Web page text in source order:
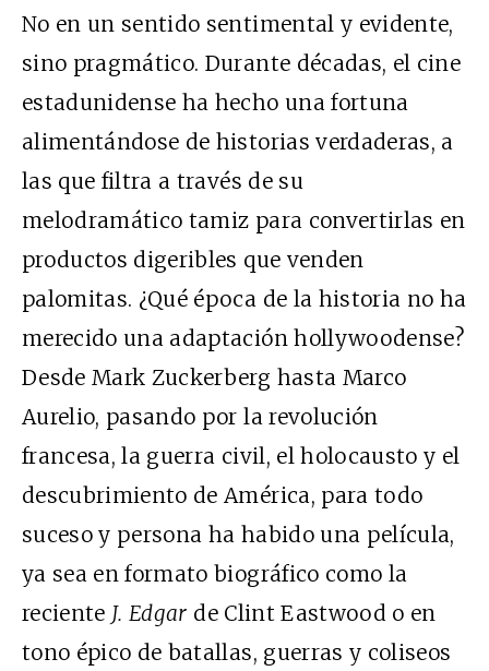
No en un sentido sentimental y evidente,
sino pragmático. Durante décadas, el cine
estadunidense ha hecho una fortuna
alimentándose de historias verdaderas, a
las que filtra a través de su
melodramático tamiz para convertirlas en
productos digeribles que venden
palomitas. ¿Qué época de la historia no ha
merecido una adaptación hollywoodense?
Desde Mark Zuckerberg hasta Marco
Aurelio, pasando por la revolución
francesa, la guerra civil, el holocausto y el
descubrimiento de América, para todo
suceso y persona ha habido una película,
ya sea en formato biográfico como la
reciente J. Edgar de Clint Eastwood o en
tono épico de batallas, guerras y coliseos